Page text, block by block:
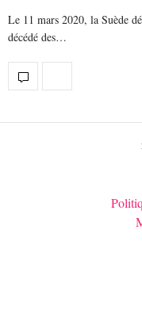
Le 11 mars 2020, la Suède
décédé des…